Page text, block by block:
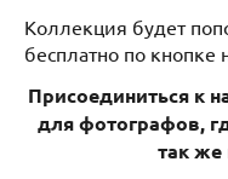
Коллекция будет
бесплатно по кнопке
Присоединиться к
для фотографов,
так же